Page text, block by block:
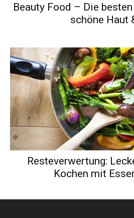
Beauty Food – Die
schöne Haut
Resteverwertung:
Kochen mit